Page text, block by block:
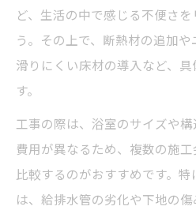
ど、生活の中で感じる不便さ
う。その上で、断熱材の追加や
滑りにくい床材の導入など、
す。
工事の際は、浴室のサイズや
費用が異なるため、複数の施
比較するのがおすすめです。
は、給排水管の劣化や下地の